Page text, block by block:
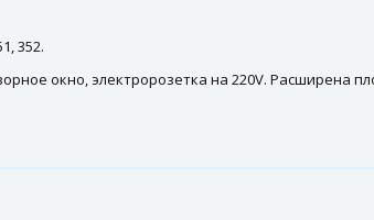
352.
окно, электророзетка на 220V. Расширена